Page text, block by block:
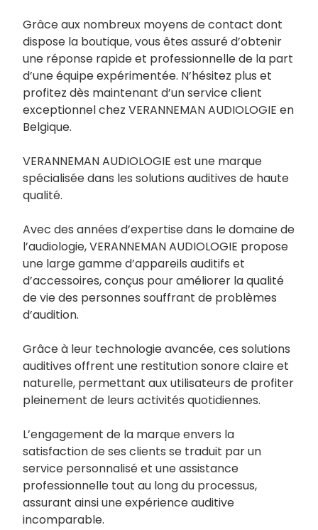
Grâce aux nombreux moyens de contact dont
dispose la boutique, vous êtes assuré d’obtenir
une réponse rapide et professionnelle de la part
d’une équipe expérimentée. N’hésitez plus et
profitez dès maintenant d’un service client
exceptionnel chez VERANNEMAN AUDIOLOGIE en
Belgique.
VERANNEMAN AUDIOLOGIE est une marque
spécialisée dans les solutions auditives de haute
qualité.
Avec des années d’expertise dans le domaine de
l’audiologie, VERANNEMAN AUDIOLOGIE propose
une large gamme d’appareils auditifs et
d’accessoires, conçus pour améliorer la qualité
de vie des personnes souffrant de problèmes
d’audition.
Grâce à leur technologie avancée, ces solutions
auditives offrent une restitution sonore claire et
naturelle, permettant aux utilisateurs de profiter
pleinement de leurs activités quotidiennes.
L’engagement de la marque envers la
satisfaction de ses clients se traduit par un
service personnalisé et une assistance
professionnelle tout au long du processus,
assurant ainsi une expérience auditive
incomparable.